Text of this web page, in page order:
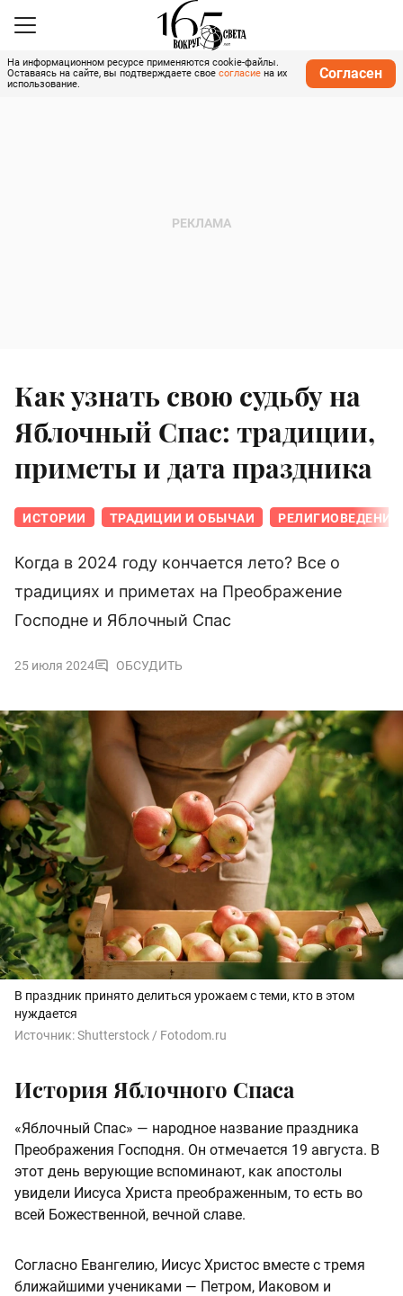
На информационном ресурсе применяются cookie-файлы.
Оставаясь на сайте, вы подтверждаете свое согласие на их
использование.
Согласен
Как узнать свою судьбу на
Яблочный Спас: традиции,
приметы и дата праздника
ИСТОРИИ ТРАДИЦИИ И ОБЫЧАИ РЕЛИГИОВЕДЕНИЕ
Когда в 2024 году кончается лето? Все о
традициях и приметах на Преображение
Господне и Яблочный Спас
25 июля 2024 ОБСУДИТЬ
В праздник принято делиться урожаем с теми, кто в этом
нуждается
Источник:Shutterstock / Fotodom.ru
История Яблочного Спаса
«Яблочный Спас» — народное название праздника
Преображения Господня. Он отмечается 19 августа. В
этот день верующие вспоминают, как апостолы
увидели Иисуса Христа преображенным, то есть во
всей Божественной, вечной славе.
Согласно Евангелию, Иисус Христос вместе с тремя
ближайшими учениками — Петром, Иаковом и